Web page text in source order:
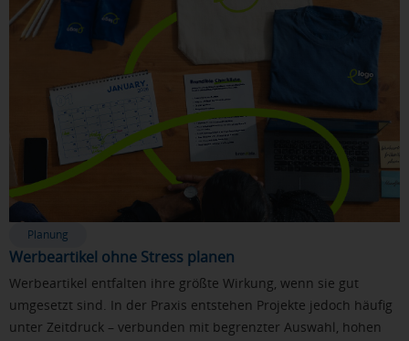
Planung
Werbeartikel ohne Stress planen
Werbeartikel entfalten ihre größte Wirkung, wenn sie gut
umgesetzt sind. In der Praxis entstehen Projekte jedoch häufig
unter Zeitdruck – verbunden mit begrenzter Auswahl, hohen